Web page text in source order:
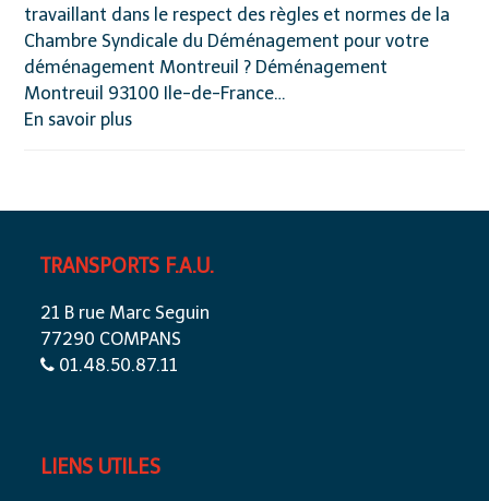
travaillant dans le respect des règles et normes de la
Chambre Syndicale du Déménagement pour votre
déménagement Montreuil ? Déménagement
Montreuil 93100 Ile-de-France…
En savoir plus
TRANSPORTS F.A.U.
21 B rue Marc Seguin
77290 COMPANS
01.48.50.87.11
LIENS UTILES